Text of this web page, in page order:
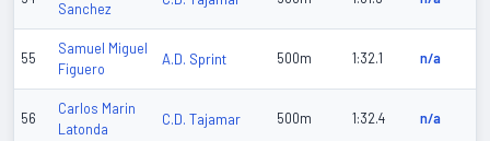
Sanchez
55
Samuel Miguel
Figuero
A.D. Sprint 500m 1:32.1 n/a
56
Carlos Marin
Latonda
C.D. Tajamar 500m 1:32.4 n/a